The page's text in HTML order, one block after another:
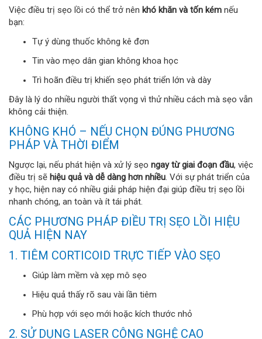
Việc điều trị sẹo lồi có thể trở nên khó khăn và tốn kém nếu
bạn:
Tự ý dùng thuốc không kê đơn
Tin vào mẹo dân gian không khoa học
Trì hoãn điều trị khiến sẹo phát triển lớn và dày
Đây là lý do nhiều người thất vọng vì thử nhiều cách mà sẹo vẫn
không cải thiện.
KHÔNG KHÓ – NẾU CHỌN ĐÚNG PHƯƠNG
PHÁP VÀ THỜI ĐIỂM
Ngược lại, nếu phát hiện và xử lý sẹo ngay từ giai đoạn đầu, việc
điều trị sẽ hiệu quả và dễ dàng hơn nhiều. Với sự phát triển của
y học, hiện nay có nhiều giải pháp hiện đại giúp điều trị sẹo lồi
nhanh chóng, an toàn và ít tái phát.
CÁC PHƯƠNG PHÁP ĐIỀU TRỊ SẸO LỒI HIỆU
QUẢ HIỆN NAY
1. TIÊM CORTICOID TRỰC TIẾP VÀO SẸO
Giúp làm mềm và xẹp mô sẹo
Hiệu quả thấy rõ sau vài lần tiêm
Phù hợp với sẹo mới hoặc kích thước nhỏ
2. SỬ DỤNG LASER CÔNG NGHỆ CAO